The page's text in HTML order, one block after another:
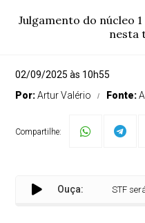
Julgamento do núcleo
nesta
02/09/2025 às 10h55
Por:Artur Valério Fonte:
Compartilhe:
Ouça: STF será